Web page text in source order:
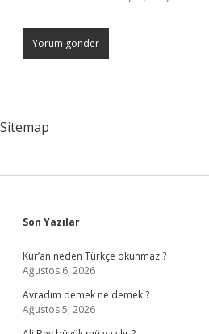
Sitemap
Sidebar
Son Yazılar
Kur’an neden Türkçe okunmaz ?
Ağustos 6, 2026
Avradım demek ne demek ?
Ağustos 5, 2026